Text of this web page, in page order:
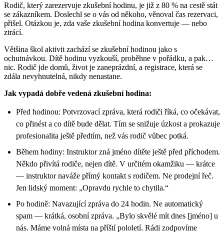
Rodič, který zarezervuje zkušební hodinu, je již z 80 % na cestě stát
se zákazníkem. Doslechl se o vás od někoho, věnoval čas rezervaci,
přišel. Otázkou je, zda vaše zkušební hodina konvertuje — nebo
ztrácí.
Většina škol aktivit zachází se zkušební hodinou jako s
ochutnávkou. Dítě hodinu vyzkouší, proběhne v pořádku, a pak…
nic. Rodič jde domů, život je zaneprázdní, a registrace, která se
zdála nevyhnutelná, nikdy nenastane.
Jak vypadá dobře vedená zkušební hodina:
Před hodinou: Potvrzovací zpráva, která rodiči říká, co očekávat,
co přinést a co dítě bude dělat. Tím se snižuje úzkost a prokazuje
profesionalita ještě předtím, než vás rodič vůbec potká.
Během hodiny: Instruktor zná jméno dítěte ještě před příchodem.
Někdo přivítá rodiče, nejen dítě. V určitém okamžiku — krátce
— instruktor naváže přímý kontakt s rodičem. Ne prodejní řeč.
Jen lidský moment: „Opravdu rychle to chytila.“
Po hodině: Navazující zpráva do 24 hodin. Ne automatický
spam — krátká, osobní zpráva. „Bylo skvělé mít dnes [jméno] u
nás. Máme volná místa na příští pololetí. Rádi zodpovíme